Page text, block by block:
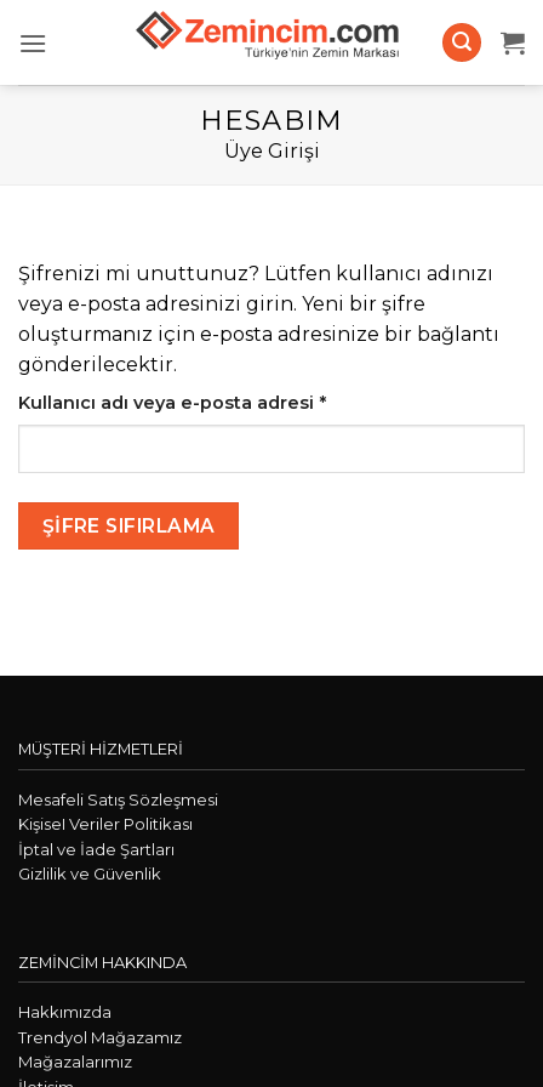
atla
HESABIM
Üye Girişi
Şifrenizi mi unuttunuz? Lütfen kullanıcı adınızı
veya e-posta adresinizi girin. Yeni bir şifre
oluşturmanız için e-posta adresinize bir bağlantı
gönderilecektir.
Kullanıcı adı veya e-posta adresi *Gerekli
ŞIFRE SIFIRLAMA
MÜŞTERİ HİZMETLERİ
Mesafeli Satış Sözleşmesi
KişiseI Veriler Politikası
İptal ve İade Şartları
Gizlilik ve Güvenlik
ZEMİNCİM HAKKINDA
Hakkımızda
Trendyol Mağazamız
Mağazalarımız